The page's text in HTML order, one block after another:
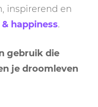
inspirerend en
happiness.
gebruik die
je droomleven